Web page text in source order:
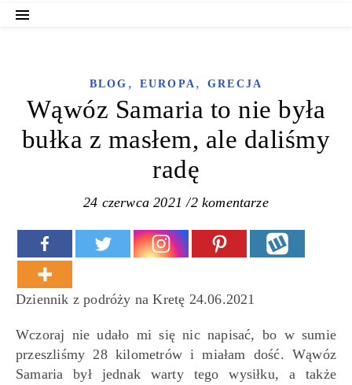
BLOG , EUROPA , GRECJA
Wąwóz Samaria to nie była
bułka z masłem, ale daliśmy
radę
24 czerwca 2021 /2 komentarze
Dziennik z podróży na Kretę 24.06.2021
Wczoraj nie udało mi się nic napisać, bo w sumie
przeszliśmy 28 kilometrów i miałam dość. Wąwóz
Samaria był jednak warty tego wysiłku, a także